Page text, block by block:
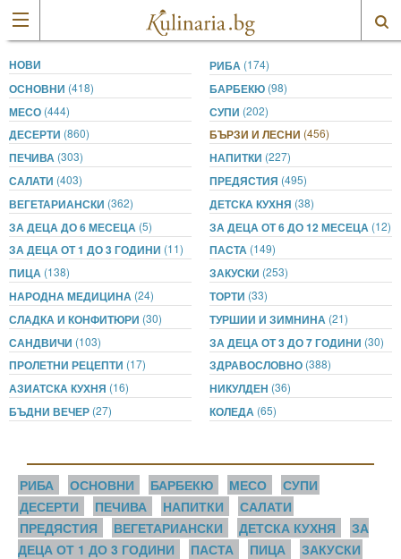
НОВИ РИБА (174)
ОСНОВНИ (418) БАРБЕКЮ (98)
МЕСО (444) СУПИ (202)
ДЕСЕРТИ (860) БЪРЗИ И ЛЕСНИ (456)
ПЕЧИВА (303) НАПИТКИ (227)
САЛАТИ (403) ПРЕДЯСТИЯ (495)
ВЕГЕТАРИАНСКИ (362) ДЕТСКА КУХНЯ (38)
ЗА ДЕЦА ДО 6 МЕСЕЦА (5) ЗА ДЕЦА ОТ 6 ДО 12 МЕСЕЦА (12)
ЗА ДЕЦА ОТ 1 ДО 3 ГОДИНИ (11) ПАСТА (149)
ПИЦА (138) ЗАКУСКИ (253)
НАРОДНА МЕДИЦИНА (24) ТОРТИ (33)
СЛАДКА И КОНФИТЮРИ (30) ТУРШИИ И ЗИМНИНА (21)
САНДВИЧИ (103) ЗА ДЕЦА ОТ 3 ДО 7 ГОДИНИ (30)
ПРОЛЕТНИ РЕЦЕПТИ (17) ЗДРАВОСЛОВНО (388)
АЗИАТСКА КУХНЯ (16) НИКУЛДЕН (36)
БЪДНИ ВЕЧЕР (27) КОЛЕДА (65)
РИБА ОСНОВНИ БАРБЕКЮ МЕСО
СУПИ
ДЕСЕРТИ
ПЕЧИВА НАПИТКИ
САЛАТИ
ПРЕДЯСТИЯ
ВЕГЕТАРИАНСКИ ДЕТСКА КУХНЯ
ЗА
ДЕЦА ОТ 1 ДО 3 ГОДИНИ
ПАСТА ПИЦА
ЗАКУСКИ